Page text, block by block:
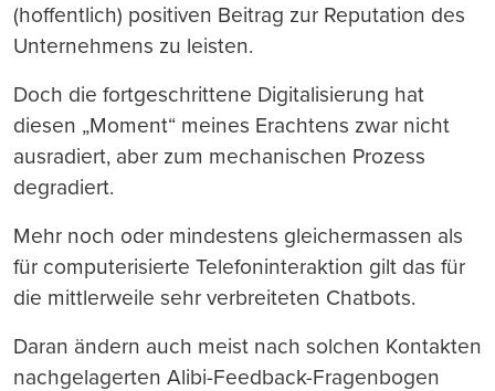
(hoffentlich) positiven Beitrag zur Reputation des
Unternehmens zu leisten.
Doch die fortgeschrittene Digitalisierung hat
diesen „Moment“ meines Erachtens zwar nicht
ausradiert, aber zum mechanischen Prozess
degradiert.
Mehr noch oder mindestens gleichermassen als
für computerisierte Telefoninteraktion gilt das für
die mittlerweile sehr verbreiteten Chatbots.
Daran ändern auch meist nach solchen Kontakten
nachgelagerten Alibi-Feedback-Fragenbogen